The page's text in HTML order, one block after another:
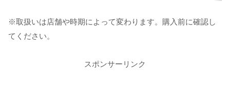
※取扱いは店舗や時期によって変わります。購入前に確認し
てください。
スポンサーリンク